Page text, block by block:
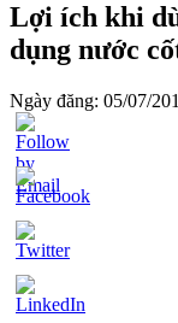
Lợi ích khi
dụng nước
Ngày đăng: 05/07/